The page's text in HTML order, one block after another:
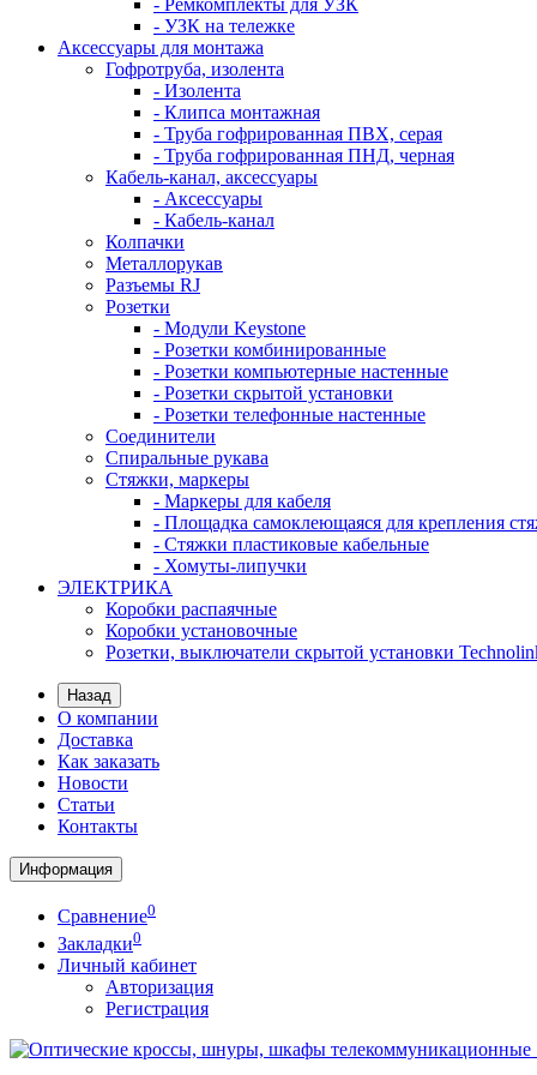
- Ремкомплекты для УЗК
- УЗК на тележке
Аксессуары для монтажа
Гофротруба, изолента
- Изолента
- Клипса монтажная
- Труба гофрированная ПВХ, серая
- Труба гофрированная ПНД, черная
Кабель-канал, аксессуары
- Аксессуары
- Кабель-канал
Колпачки
Металлорукав
Разъемы RJ
Розетки
- Модули Keystone
- Розетки комбинированные
- Розетки компьютерные настенные
- Розетки скрытой установки
- Розетки телефонные настенные
Соединители
Спиральные рукава
Стяжки, маркеры
- Маркеры для кабеля
- Площадка самоклеющаяся для крепления
- Стяжки пластиковые кабельные
- Хомуты-липучки
ЭЛЕКТРИКА
Коробки распаячные
Коробки установочные
Розетки, выключатели скрытой установки
Назад
О компании
Доставка
Как заказать
Новости
Статьи
Контакты
Информация
Сравнение0
Закладки0
Личный кабинет
Авторизация
Регистрация